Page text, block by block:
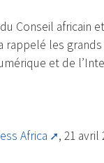
Conseil africain
rappelé les
et de
Africa , 21 avril